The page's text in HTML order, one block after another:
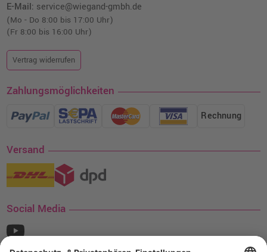
E-Mail: service@wiegand-gmbh.de
(Mo - Do 8:00 bis 17:00 Uhr)
(Fr 8:00 bis 16:00 Uhr)
Vertrag widerrufen
Zahlungsmöglichkeiten
Rechnung
Versand
Social Media